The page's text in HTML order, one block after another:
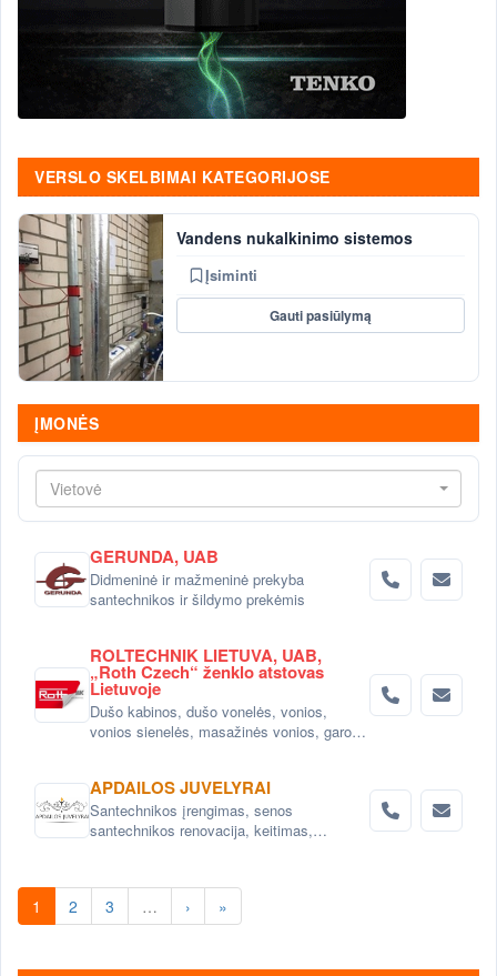
VERSLO SKELBIMAI KATEGORIJOSE
Vandens nukalkinimo sistemos
Įsiminti
Gauti pasiūlymą
ĮMONĖS
Vietovė
GERUNDA, UAB
Didmeninė ir mažmeninė prekyba
santechnikos ir šildymo prekėmis
ROLTECHNIK LIETUVA, UAB,
„Roth Czech“ ženklo atstovas
Lietuvoje
Dušo kabinos, dušo vonelės, vonios,
vonios sienelės, masažinės vonios, garo
APDAILOS JUVELYRAI
Santechnikos įrengimas, senos
santechnikos renovacija, keitimas,
1 2 3 … › »